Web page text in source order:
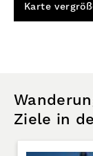
Karte
Ziele in